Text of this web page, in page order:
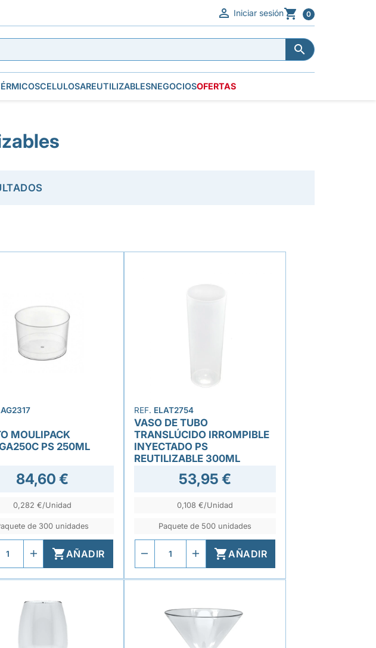
 Iniciar sesión 0


CELULOSAREUTILIZABLESNEGOCIOSOFERTAS
MOULIPACK
PS 250ML
84,60 €
0,282 €/Unidad
de 300 unidades
AÑADIR
REF. ELAT2754
VASO DE TUBO
TRANSLÚCIDO IRROMPIBLE
INYECTADO PS
REUTILIZABLE 300ML
53,95 €
0,108 €/Unidad
Paquete de 500 unidades
AÑADIR